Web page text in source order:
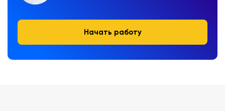
Начать работу